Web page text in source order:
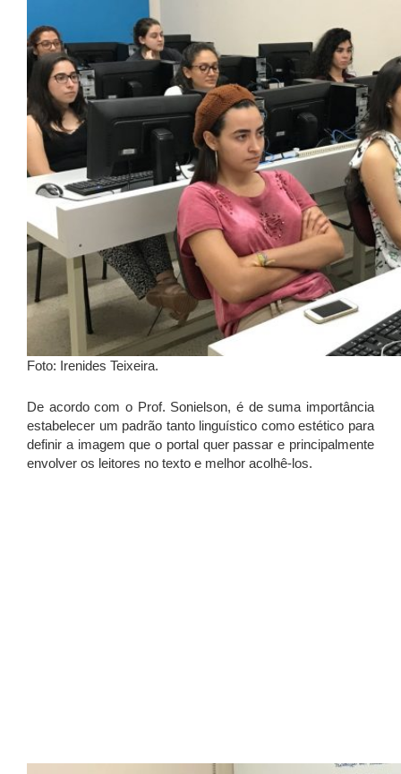
Foto: Irenides Teixeira.
De acordo com o Prof. Sonielson, é de suma importância
estabelecer um padrão tanto linguístico comoestético para
definir a imagem que o portal quer passar e principalmente
envolver os leitores no texto e melhor acolhê-los.